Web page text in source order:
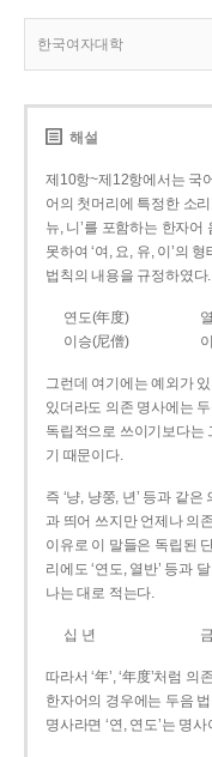
한국여자대학
해설
제10항~제12항에서는 국
어의 첫머리에 특정한 소
뉴, 니’를 포함하는 한자어
못하여 ‘여, 요, 유, 이’의
법칙의 내용을 규정하였다.
연도(年度)
이승(尼僧)
그런데 여기에는 예외가
있더라도 의존 명사에는
독립적으로 쓰이기보다는
기 때문이다.
즉 ‘냥, 냥쭝, 년’ 등과 같
과 띄어 쓰지만 언제나 의
이유로 이 말들은 독립된
리에도 ‘연도, 열반’ 등과
나는 대로 적는다.
십 년
따라서 ‘年’, ‘年度’처럼
한자어의 경우에는 두음
명사라면 ‘연, 연도’는 명사